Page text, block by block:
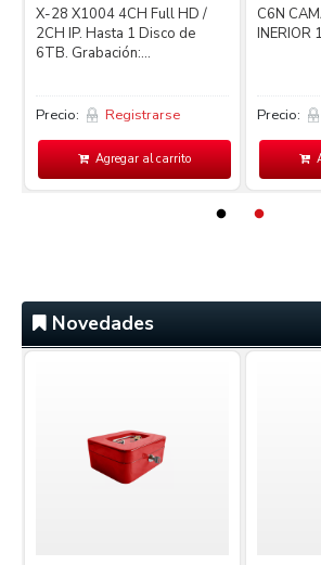
X-28 X1004 4CH Full HD /
2CH IP. Hasta 1 Disco de
6TB. Grabación:...
Precio: Registrarse
Agregar al carrito
C6N
INERIOR
Precio:
Novedades